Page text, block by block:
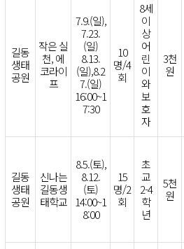
길동
생태
공원
작은 실
천, 에
코라이
프
7.9.(일),
7.23.
(일)
8.13.
(일),8.2
7.(일)
16:00~1
7:30
10
명/4
회
8세
이
상
어
린
이
와
보
호
자
3천
원
길동
생태
공원
신나는
길동생
태학교
8.5.(토),
8.12.
(토)
14:00~1
8:00
15
명/2
회
초
교
2-4
학
년
5천
원